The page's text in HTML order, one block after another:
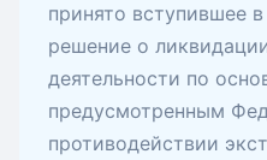
принято вступившее
решение о
деятельности по
предусмотренным
противодействии